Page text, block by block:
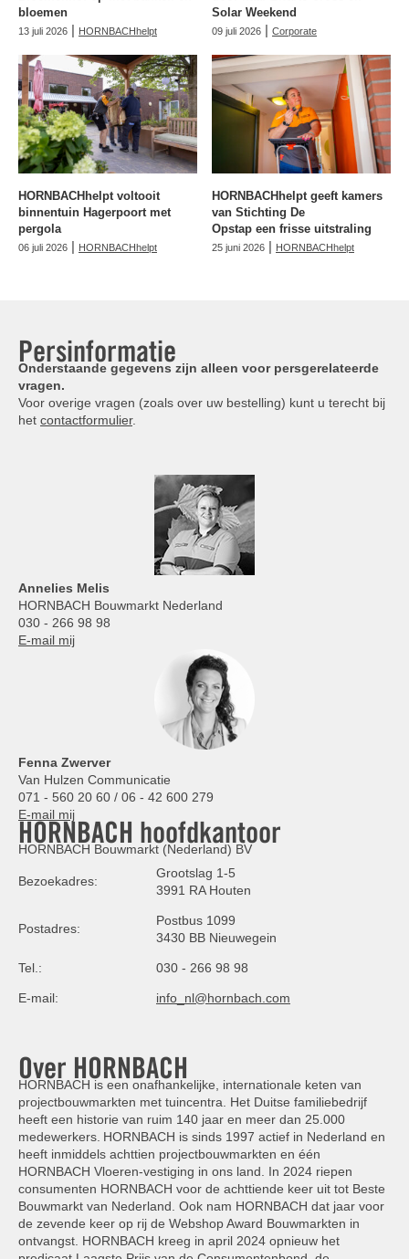
bloemen
13 juli 2026 | HORNBACHhelpt
Solar Weekend
09 juli 2026 | Corporate
HORNBACHhelpt voltooit
binnentuin Hagerpoort met
pergola
06 juli 2026 | HORNBACHhelpt
HORNBACHhelpt geeft kamers
van Stichting De
Opstap een frisse uitstraling
25 juni 2026 | HORNBACHhelpt
Persinformatie
Onderstaande gegevens zijn alleen voor persgerelateerde
vragen.
Voor overige vragen (zoals over uw bestelling) kunt u terecht bij
het contactformulier.
Annelies Melis
HORNBACH Bouwmarkt Nederland
030 - 266 98 98
E-mail mij
Fenna Zwerver
Van Hulzen Communicatie
071 - 560 20 60 / 06 - 42 600 279
E-mail mij
HORNBACH hoofdkantoor
HORNBACH Bouwmarkt (Nederland) BV
Bezoekadres:
Grootslag 1-5
3991 RA Houten
Postadres:
Postbus 1099
3430 BB Nieuwegein
Tel.: 030 - 266 98 98
E-mail: info_nl@hornbach.com
Over HORNBACH
HORNBACH is een onafhankelijke, internationale keten van
projectbouwmarkten met tuincentra. Het Duitse familiebedrijf
heeft een historie van ruim 140 jaar en meer dan 25.000
medewerkers. HORNBACH is sinds 1997 actief in Nederland en
heeft inmiddels achttien projectbouwmarkten en één
HORNBACH Vloeren-vestiging in ons land. In 2024 riepen
consumenten HORNBACH voor de achttiende keer uit tot Beste
Bouwmarkt van Nederland. Ook nam HORNBACH dat jaar voor
de zevende keer op rij de Webshop Award Bouwmarkten in
ontvangst. HORNBACH kreeg in april 2024 opnieuw het